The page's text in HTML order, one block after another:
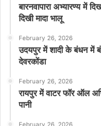
बारनवापारा अभ्यारण्य में
दिखी मादा भालू
February 26, 2026
उदयपुर में शादी के बंधन में
देवरकोंडा
February 26, 2026
रायपुर में वाटर फॉर ऑल
पानी
February 26, 2026